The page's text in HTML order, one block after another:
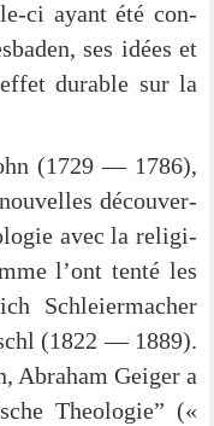
ci ayant été con­
ses idées et
dura­ble sur la
(1729 — 1786),
décou­ver­
avec la reli­gi­
l’ont ten­té les
Schlei­er­ma­cher
(1822 — 1889).
Abra­ham Gei­ger a
Theo­lo­gie” («